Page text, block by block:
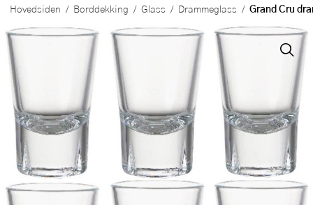
Hovedsiden Borddekking Glass Drammeglass Grand Cru